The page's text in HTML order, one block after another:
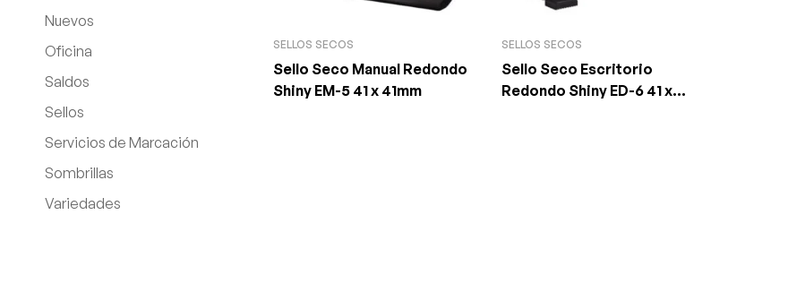
Nuevos
Oficina
Saldos
Sellos
Servicios de Marcación
Sombrillas
Variedades
SELLOS SECOS
Sello Seco Manual Redondo
Shiny EM-5 41 x 41mm
SELLOS SECOS
Sello Seco Escritorio
Redondo Shiny ED-6 41 x